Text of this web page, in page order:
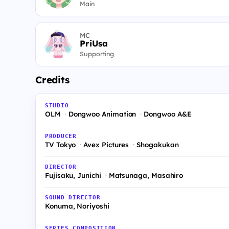
Main
MC
PriUsa
Supporting
Credits
STUDIO
OLM Dongwoo Animation Dongwoo A&E
PRODUCER
TV Tokyo Avex Pictures Shogakukan
DIRECTOR
Fujisaku, Junichi Matsunaga, Masahiro
SOUND DIRECTOR
Konuma, Noriyoshi